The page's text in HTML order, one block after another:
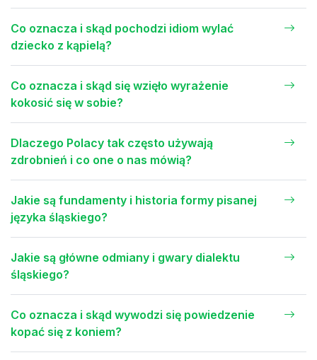
Co oznacza i skąd pochodzi idiom wylać
dziecko z kąpielą?
Co oznacza i skąd się wzięło wyrażenie
kokosić się w sobie?
Dlaczego Polacy tak często używają
zdrobnień i co one o nas mówią?
Jakie są fundamenty i historia formy pisanej
języka śląskiego?
Jakie są główne odmiany i gwary dialektu
śląskiego?
Co oznacza i skąd wywodzi się powiedzenie
kopać się z koniem?